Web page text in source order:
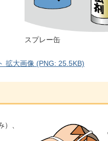
スプレー缶
拡大画像 (PNG: 25.5KB)
、